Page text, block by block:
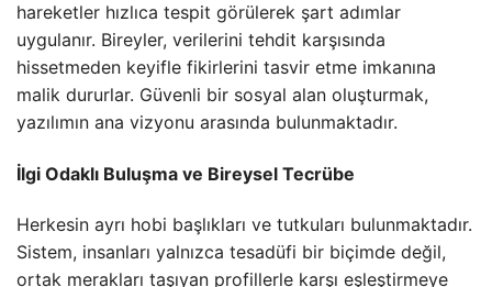
hareketler hızlıca tespit görülerek şart adımlar
uygulanır. Bireyler, verilerini tehdit karşısında
hissetmeden keyifle fikirlerini tasvir etme imkanına
malik dururlar. Güvenli bir sosyal alan oluşturmak,
yazılımın ana vizyonu arasında bulunmaktadır.
İlgi Odaklı Buluşma ve Bireysel Tecrübe
Herkesin ayrı hobi başlıkları ve tutkuları bulunmaktadır.
Sistem, insanları yalnızca tesadüfi bir biçimde değil,
ortak merakları taşıyan profillerle karşı eşleştirmeye